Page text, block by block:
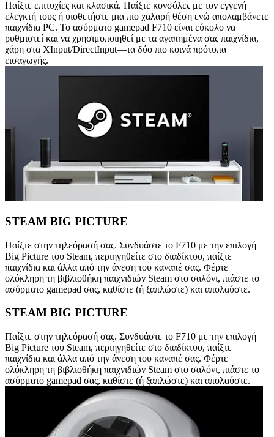
Παίξτε επιτυχίες και κλασικά. Παίξτε κονσόλες με τον εγγενή
ελεγκτή τους ή υιοθετήστε μια πιο χαλαρή θέση ενώ απολαμβάνετε
παιχνίδια PC. Το ασύρματο gamepad F710 είναι εύκολο να
ρυθμιστεί και να χρησιμοποιηθεί με τα αγαπημένα σας παιχνίδια,
χάρη στα XInput/DirectInput—τα δύο πιο κοινά πρότυπα
εισαγωγής.
STEAM BIG PICTURE
Παίξτε στην τηλεόρασή σας. Συνδυάστε το F710 με την επιλογή
Big Picture του Steam, περιηγηθείτε στο διαδίκτυο, παίξτε
παιχνίδια και άλλα από την άνεση του καναπέ σας. Φέρτε
ολόκληρη τη βιβλιοθήκη παιχνιδιών Steam στο σαλόνι, πιάστε το
ασύρματο gamepad σας, καθίστε (ή ξαπλώστε) και απολαύστε.
STEAM BIG PICTURE
Παίξτε στην τηλεόρασή σας. Συνδυάστε το F710 με την επιλογή
Big Picture του Steam, περιηγηθείτε στο διαδίκτυο, παίξτε
παιχνίδια και άλλα από την άνεση του καναπέ σας. Φέρτε
ολόκληρη τη βιβλιοθήκη παιχνιδιών Steam στο σαλόνι, πιάστε το
ασύρματο gamepad σας, καθίστε (ή ξαπλώστε) και απολαύστε.